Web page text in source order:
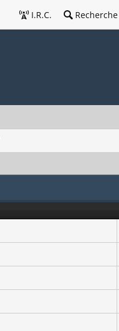
I.R.C. Recherche